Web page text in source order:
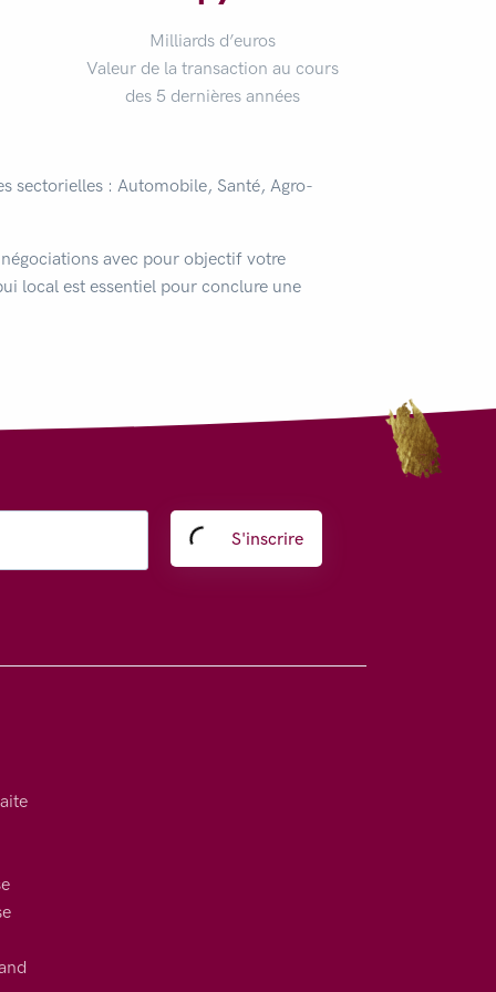
Milliards d’euros
Valeur de la transaction au cours
des 5 dernières années
sectorielles : Automobile, Santé, Agro-
avec pour objectif votre
local est essentiel pour conclure une
S'inscrire